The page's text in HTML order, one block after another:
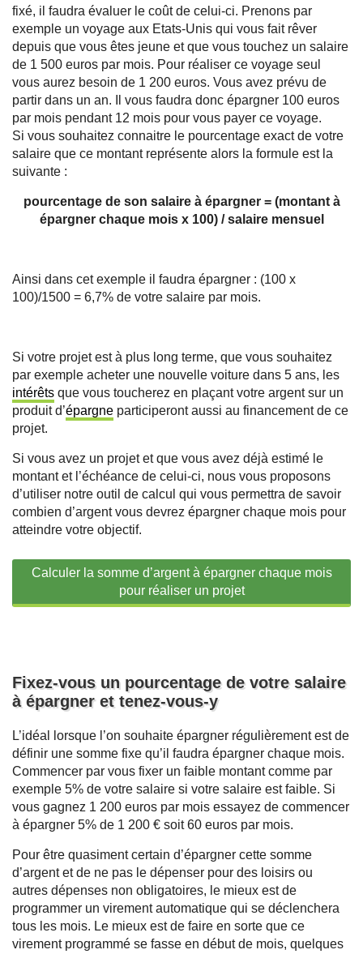
fixé, il faudra évaluer le coût de celui-ci. Prenons par
exemple un voyage aux Etats-Unis qui vous fait rêver
depuis que vous êtes jeune et que vous touchez un salaire
de 1 500 euros par mois. Pour réaliser ce voyage seul
vous aurez besoin de 1 200 euros. Vous avez prévu de
partir dans un an. Il vous faudra donc épargner 100 euros
par mois pendant 12 mois pour vous payer ce voyage.
Si vous souhaitez connaitre le pourcentage exact de votre
salaire que ce montant représente alors la formule est la
suivante :
pourcentage de son salaire à épargner = (montant à
épargner chaque mois x 100) / salaire mensuel
Ainsi dans cet exemple il faudra épargner : (100 x
100)/1500 = 6,7% de votre salaire par mois.
Si votre projet est à plus long terme, que vous souhaitez
par exemple acheter une nouvelle voiture dans 5 ans, les
intérêts que vous toucherez en plaçant votre argent sur un
produit d’épargne participeront aussi au financement de ce
projet.
Si vous avez un projet et que vous avez déjà estimé le
montant et l’échéance de celui-ci, nous vous proposons
d’utiliser notre outil de calcul qui vous permettra de savoir
combien d’argent vous devrez épargner chaque mois pour
atteindre votre objectif.
Calculer la somme d’argent à épargner chaque mois
pour réaliser un projet
Fixez-vous un pourcentage de votre salaire
à épargner et tenez-vous-y
L’idéal lorsque l’on souhaite épargner régulièrement est de
définir une somme fixe qu’il faudra épargner chaque mois.
Commencer par vous fixer un faible montant comme par
exemple 5% de votre salaire si votre salaire est faible. Si
vous gagnez 1 200 euros par mois essayez de commencer
à épargner 5% de 1 200 € soit 60 euros par mois.
Pour être quasiment certain d’épargner cette somme
d’argent et de ne pas le dépenser pour des loisirs ou
autres dépenses non obligatoires, le mieux est de
programmer un virement automatique qui se déclenchera
tous les mois. Le mieux est de faire en sorte que ce
virement programmé se fasse en début de mois, quelques